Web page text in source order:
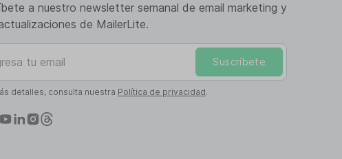
a nuestro newsletter semanal de email marketing y
de MailerLite.
tu email
Suscríbete
detalles, consulta nuestra Política de privacidad.